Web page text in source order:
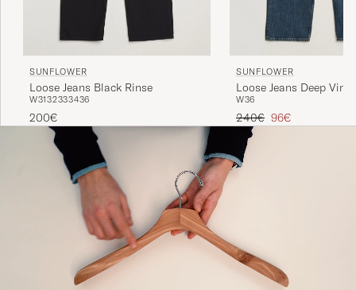
SUNFLOWER
Loose Jeans Black Rinse
W3132333436
200€
SUNFLOWER
Loose Jeans Deep
W36
Regulärer Preis
240€ Reduzierter Preis
96€